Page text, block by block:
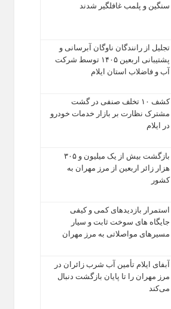
سنگین و پلمب غافلگیر شدند
تجلیل از رانندگان ناوگان آبرسانی و
پشتیبانی اربعین ۱۴۰۵ توسط شرکت
آب و فاضلاب استان ایلام
کشف ۱۰ تخلف صنفی در گشت
مشترک نظارت بر بازار خدمات خودرو
در ایلام
بازگشت بیش از یک میلیون و ۳۰۵
هزار زائر اربعین از مرز مهران به
کشور
استمرار بازدیدهای کمی و کیفی
جایگاه‌ های سوخت ثابت و سیار
مسیرهای مواصلاتی به مرز مهران
آبفای ایلام تأمین آب شرب زائران در
مرز مهران را تا پایان بازگشت دنبال
می‌کند